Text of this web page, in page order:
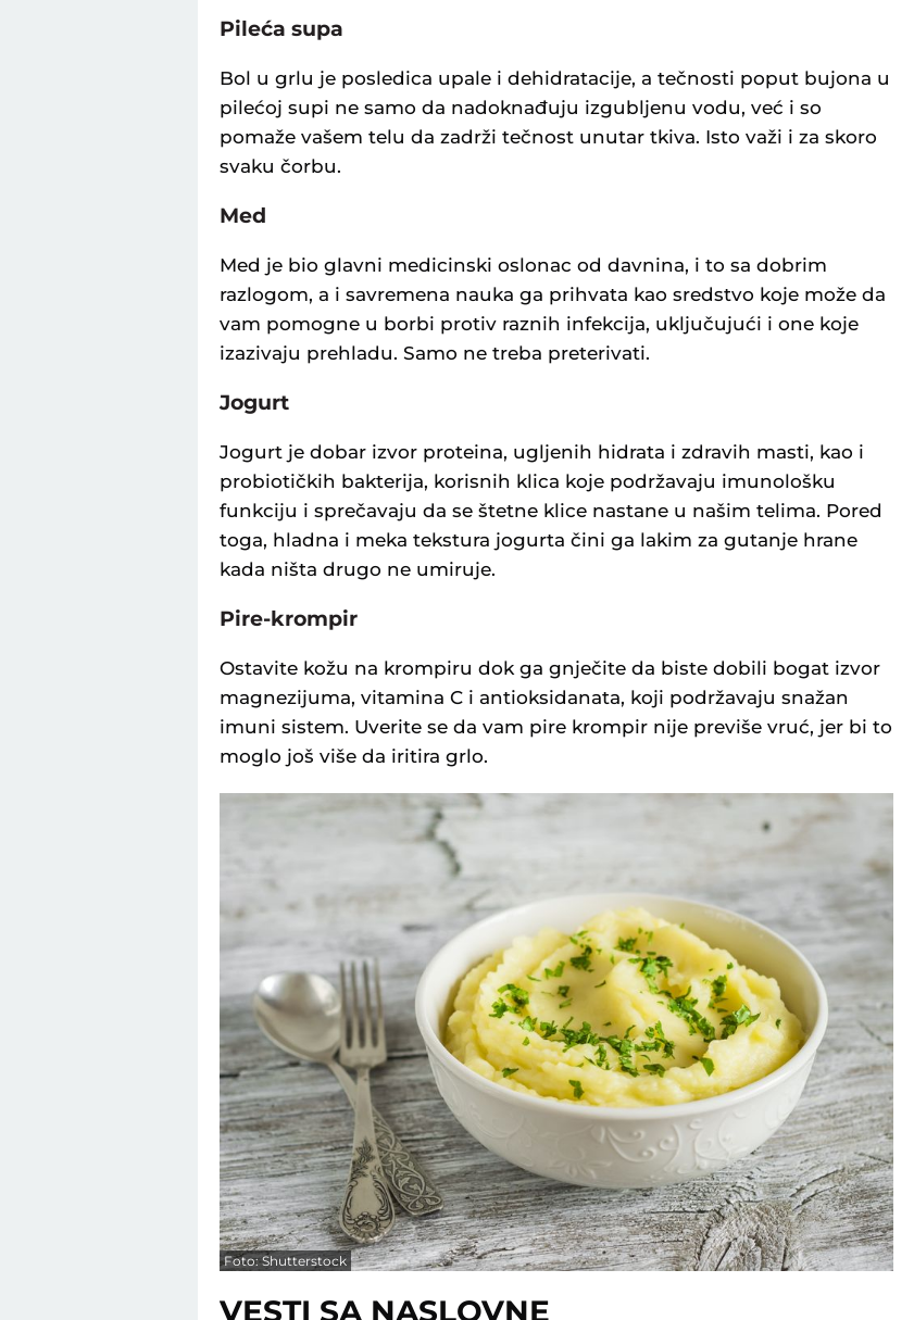
Pileća supa
Bol u grlu je posledica upale i dehidratacije, a tečnosti poput bujona u
pilećoj supi ne samo da nadoknađuju izgubljenu vodu, već i so
pomaže vašem telu da zadrži tečnost unutar tkiva. Isto važi i za skoro
svaku čorbu.
Med
Med je bio glavni medicinski oslonac od davnina, i to sa dobrim
razlogom, a i savremena nauka ga prihvata kao sredstvo koje može da
vam pomogne u borbi protiv raznih infekcija, uključujući i one koje
izazivaju prehladu. Samo ne treba preterivati.
Jogurt
Jogurt je dobar izvor proteina, ugljenih hidrata i zdravih masti, kao i
probiotičkih bakterija, korisnih klica koje podržavaju imunološku
funkciju i sprečavaju da se štetne klice nastane u našim telima. Pored
toga, hladna i meka tekstura jogurta čini ga lakim za gutanje hrane
kada ništa drugo ne umiruje.
Pire-krompir
Ostavite kožu na krompiru dok ga gnječite da biste dobili bogat izvor
magnezijuma, vitamina C i antioksidanata, koji podržavaju snažan
imuni sistem. Uverite se da vam pire krompir nije previše vruć, jer bi to
moglo još više da iritira grlo.
Foto: Shutterstock
VESTI SA NASLOVNE